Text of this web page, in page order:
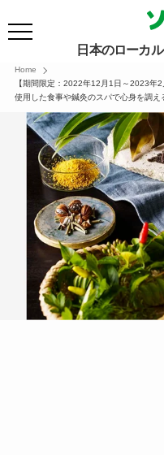
日本のローカ
Home
【期間限定：2022年12月1日～2023
使用した食事や鍼灸のスパで心身を調